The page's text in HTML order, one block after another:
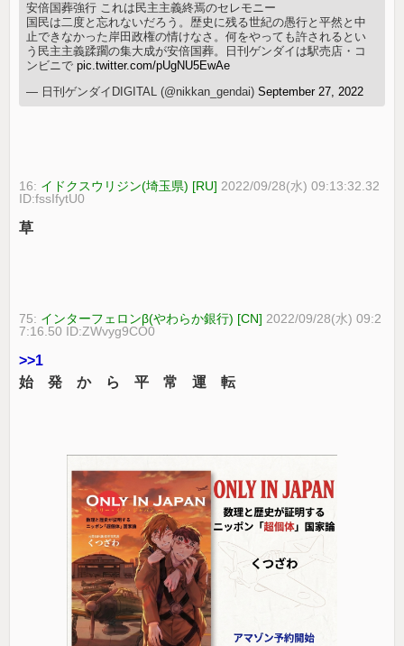
安倍国葬強行 これは民主主義終焉のセレモニー
国民は二度と忘れないだろう。歴史に残る世紀の愚行と平然と中
止できなかった岸田政権の情けなさ。何をやっても許されるとい
う民主主義蹂躙の集大成が安倍国葬。日刊ゲンダイは駅売店・コ
ンビニでpic.twitter.com/pUgNU5EwAe
— 日刊ゲンダイDIGITAL (@nikkan_gendai)September 27, 2022
16: イドクスウリジン(埼玉県) [RU] 2022/09/28(水) 09:13:32.32
ID:fssIfytU0
草
75: インターフェロンβ(やわらか銀行) [CN] 2022/09/28(水) 09:2
7:16.50 ID:ZWvyg9CO0
>>1
始 発 か ら 平 常 運 転